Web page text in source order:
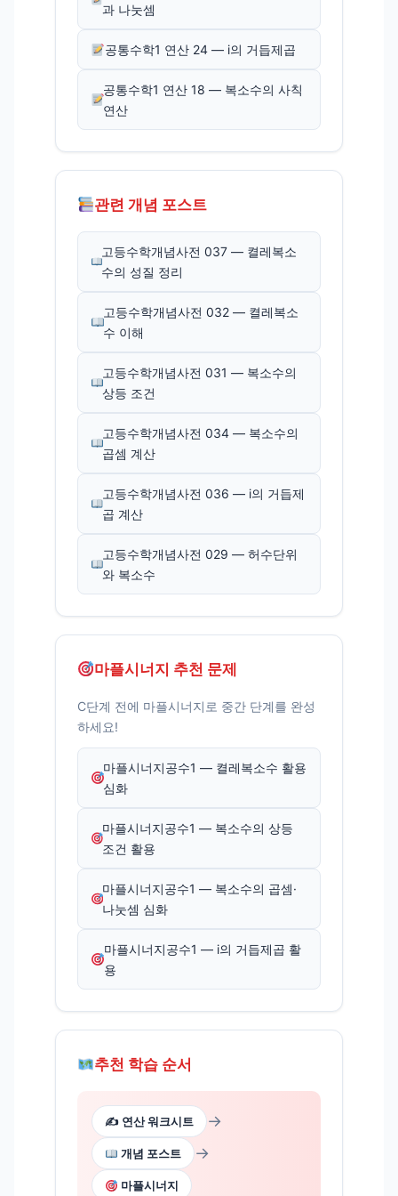
과 나눗셈
공통수학1 연산 24 — i의 거듭제곱
공통수학1 연산 18 — 복소수의 사칙
연산
관련 개념 포스트
고등수학개념사전 037 — 켤레복소
수의 성질 정리
고등수학개념사전 032 — 켤레복소
수 이해
고등수학개념사전 031 — 복소수의
상등 조건
고등수학개념사전 034 — 복소수의
곱셈 계산
고등수학개념사전 036 — i의 거듭제
곱 계산
고등수학개념사전 029 — 허수단위
와 복소수
마플시너지 추천 문제
C단계 전에 마플시너지로 중간 단계를 완성
하세요!
마플시너지공수1 — 켤레복소수 활용
심화
마플시너지공수1 — 복소수의 상등
조건 활용
마플시너지공수1 — 복소수의 곱셈·
나눗셈 심화
마플시너지공수1 — i의 거듭제곱 활
용
추천 학습 순서
✍️ 연산 워크시트 →
개념 포스트 →
마플시너지